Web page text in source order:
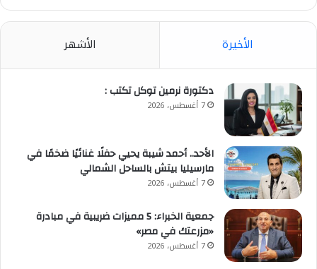
الأخيرة الأشهر
​دكتورة نرمين توكل تكتب :
7 أغسطس، 2026
الأحد.. أحمد شيبة يحيي حفلًا غنائيًا ضخمًا في
مارسيليا بيتش بالساحل الشمالي
7 أغسطس، 2026
جمعية الخبراء: 5 مميزات ضريبية في مبادرة
«مزرعتك في مصر»
7 أغسطس، 2026